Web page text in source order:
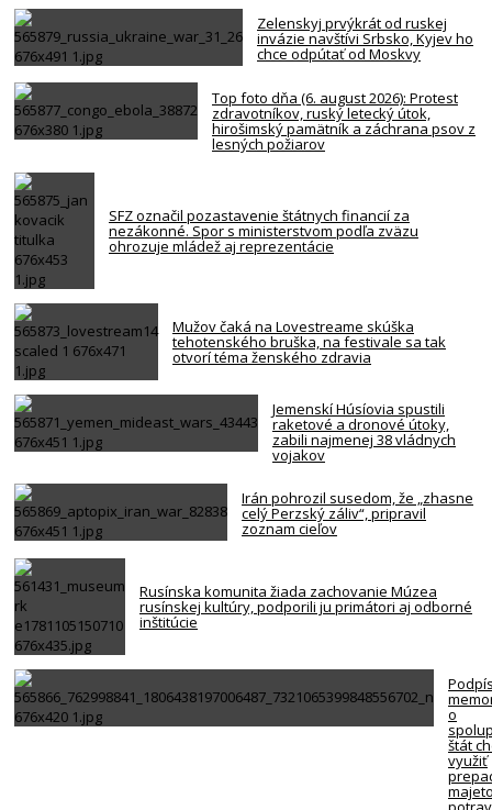
Zelenskyj prvýkrát od ruskej
invázie navštívi Srbsko, Kyjev ho
chce odpútať od Moskvy
Top foto dňa (6. august 2026): Protest
zdravotníkov, ruský letecký útok,
hirošimský pamätník a záchrana psov z
lesných požiarov
SFZ označil pozastavenie štátnych financií za
nezákonné. Spor s ministerstvom podľa zväzu
ohrozuje mládež aj reprezentácie
Mužov čaká na Lovestreame skúška
tehotenského bruška, na festivale sa tak
otvorí téma ženského zdravia
Jemenskí Húsíovia spustili
raketové a dronové útoky,
zabili najmenej 38 vládnych
vojakov
Irán pohrozil susedom, že „zhasne
celý Perzský záliv“, pripravil
zoznam cieľov
Rusínska komunita žiada zachovanie Múzea
rusínskej kultúry, podporili ju primátori aj odborné
inštitúcie
o
štát
využiť